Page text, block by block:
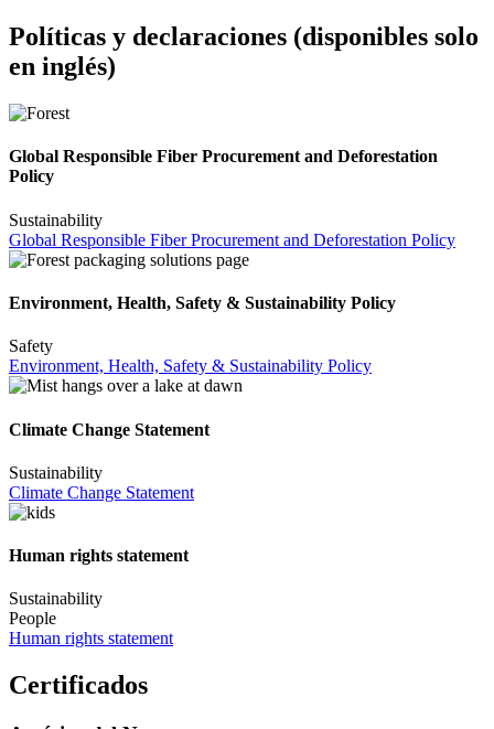
Políticas y declaraciones (disponibles solo
en inglés)
Global Responsible Fiber Procurement and Deforestation
Policy
Sustainability
Global Responsible Fiber Procurement and Deforestation Policy
Environment, Health, Safety & Sustainability Policy
Safety
Environment, Health, Safety & Sustainability Policy
Climate Change Statement
Sustainability
Climate Change Statement
Human rights statement
Sustainability
People
Human rights statement
Certificados